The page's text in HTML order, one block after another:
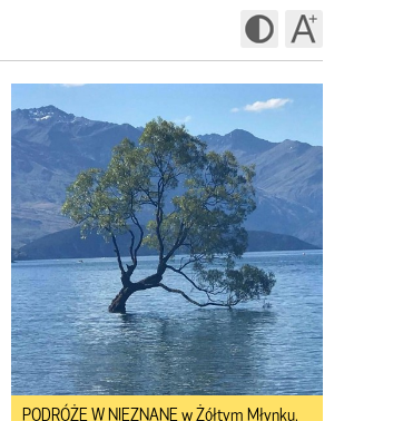
PODRÓŻE W NIEZNANE w Żółtym Młynku.